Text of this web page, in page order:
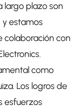
largo plazo son
y estamos
colaboración con
como
Los logros de
esfuerzos